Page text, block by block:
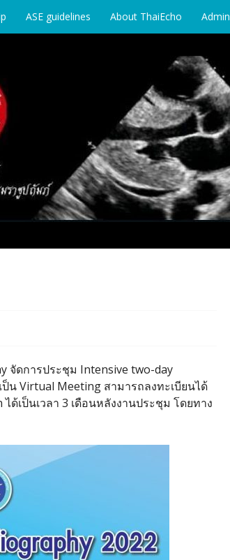
ASE guidelines About ThaiEcho Admin
จัดการประชุม Intensive two-day
น Virtual Meeting สามารถลงทะเบียนได้
ด้เป็นเวลา 3 เดือนหลังงานประชุม โดยทาง